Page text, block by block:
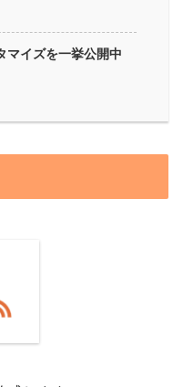
イズを一挙公開中